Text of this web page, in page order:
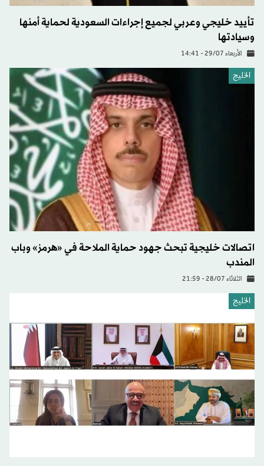
تأييد خليجي وعربي لجميع إجراءات السعودية لحماية أمنها
وسيادتها
الأربعاء 29/07 - 14:41
الخليج
اتصالات خليجية تبحث جهود حماية الملاحة في «هرمز» وباب
المندب
الثلاثاء 28/07 - 21:59
الخليج